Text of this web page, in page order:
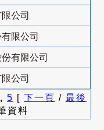
公司
限公司
有限公司
公司
, 5 [ 下一頁 / 最後
資料